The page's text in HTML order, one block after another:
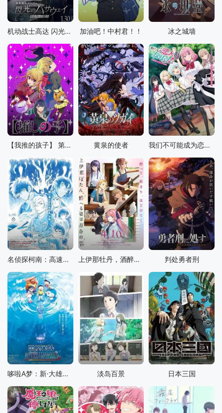
机动战士高达 闪光的哈萨维 喀耳刻的魔女 加油吧！中村君！！ 冰之城墙
【我推的孩子】 第三季 黄泉的使者 我们不可能成为恋人！绝对不行。(※似乎可行!?) ～NEXT SHINE！～
名侦探柯南：高速公路的堕天使 上伊那牡丹，酒醉身姿似百合花般 判处勇者刑
哆啦A梦：新·大雄的海底鬼岩城 淡岛百景 日本三国